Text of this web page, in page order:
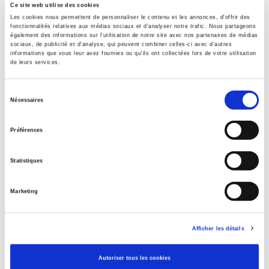
Ce site web utilise des cookies
Les cookies nous permettent de personnaliser le contenu et les annonces, d'offrir des
fonctionnalités relatives aux médias sociaux et d'analyser notre trafic. Nous partageons
également des informations sur l'utilisation de notre site avec nos partenaires de médias
sociaux, de publicité et d'analyse, qui peuvent combiner celles-ci avec d'autres
informations que vous leur avez fournies ou qu'ils ont collectées lors de votre utilisation
de leurs services.
Nécessaires
Préférences
Statistiques
Marketing
Afficher les détails
Autoriser tous les cookies
Presse
Sommaire
Spécifications
Presses de Sciences Po
Numéro 34
Judith Assouly
Collection
Langue